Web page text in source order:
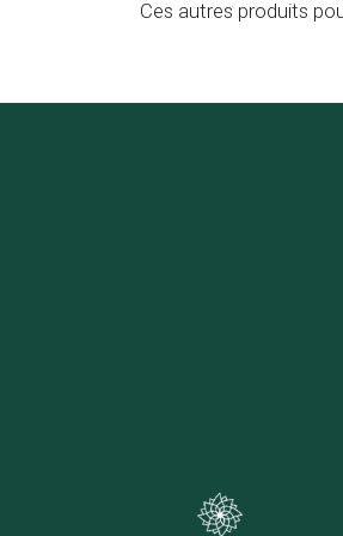
Ces autres produits